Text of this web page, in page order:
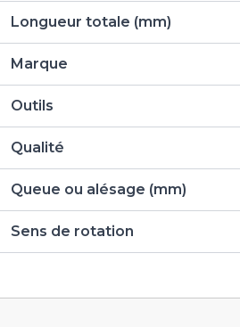
Longueur totale (mm)
Marque
Outils
Qualité
Queue ou alésage (mm)
Sens de rotation